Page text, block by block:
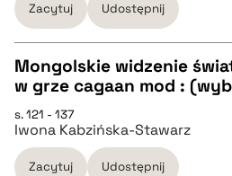
pobierz cytat
BIBTEX
pobierz cytat
Zacytuj Udostępnij
CZYSTY TEKST
pobierz cytat
Mongolskie widzenie
w grze cagaan mod :
s. 121 - 137
Iwona Kabzińska-Stawarz
Zacytuj Udostępnij